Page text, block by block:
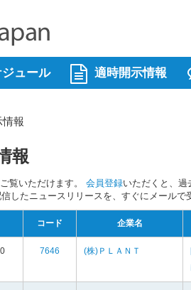
ュール 適時開示情報
情報
報
覧いただけます。 会員登録いただくと、
したニュースリリースを、すぐにメールで
コード 企業名
7646 (株)ＰＬＡＮＴ